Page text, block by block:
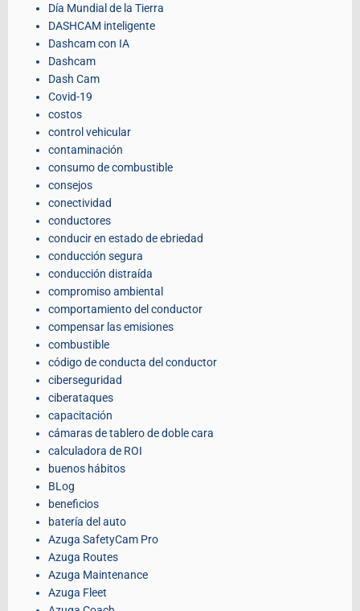
Día Mundial de la Tierra
DASHCAM inteligente
Dashcam con IA
Dashcam
Dash Cam
Covid-19
costos
control vehicular
contaminación
consumo de combustible
consejos
conectividad
conductores
conducir en estado de ebriedad
conducción segura
conducción distraída
compromiso ambiental
comportamiento del conductor
compensar las emisiones
combustible
código de conducta del conductor
ciberseguridad
ciberataques
capacitación
cámaras de tablero de doble cara
calculadora de ROI
buenos hábitos
BLog
beneficios
batería del auto
Azuga SafetyCam Pro
Azuga Routes
Azuga Maintenance
Azuga Fleet